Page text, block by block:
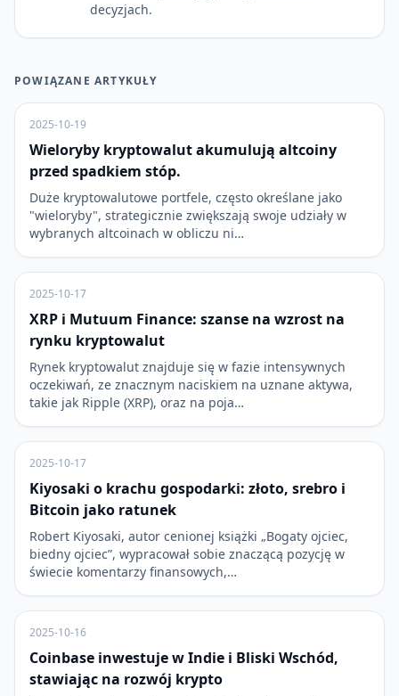
decyzjach.
POWIĄZANE ARTYKUŁY
2025-10-19
Wieloryby kryptowalut akumulują altcoiny
przed spadkiem stóp.
Duże kryptowalutowe portfele, często określane jako
"wieloryby", strategicznie zwiększają swoje udziały w
wybranych altcoinach w obliczu ni…
2025-10-17
XRP i Mutuum Finance: szanse na wzrost na
rynku kryptowalut
Rynek kryptowalut znajduje się w fazie intensywnych
oczekiwań, ze znacznym naciskiem na uznane aktywa,
takie jak Ripple (XRP), oraz na poja…
2025-10-17
Kiyosaki o krachu gospodarki: złoto, srebro i
Bitcoin jako ratunek
Robert Kiyosaki, autor cenionej książki „Bogaty ojciec,
biedny ojciec”, wypracował sobie znaczącą pozycję w
świecie komentarzy finansowych,…
2025-10-16
Coinbase inwestuje w Indie i Bliski Wschód,
stawiając na rozwój krypto